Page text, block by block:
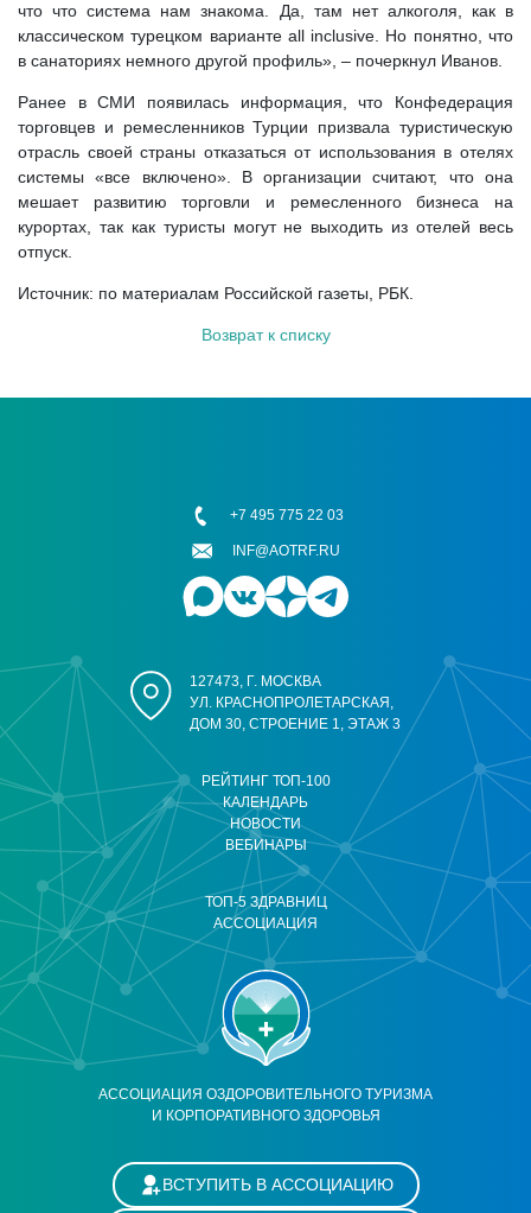
что что система нам знакома. Да, там нет алкоголя, как в
классическом турецком варианте all inclusive. Но понятно, что
в санаториях немного другой профиль», – почеркнул Иванов.
Ранее в СМИ появилась информация, что Конфедерация
торговцев и ремесленников Турции призвала туристическую
отрасль своей страны отказаться от использования в отелях
системы «все включено». В организации считают, что она
мешает развитию торговли и ремесленного бизнеса на
курортах, так как туристы могут не выходить из отелей весь
отпуск.
Источник: по материалам Российской газеты, РБК.
Возврат к списку
АССОЦИАЦИЯ ОЗДОРОВИТЕЛЬНОГО ТУРИЗМА
И КОРПОРАТИВНОГО ЗДОРОВЬЯ
РЕЙТИНГ ТОП-100
КАЛЕНДАРЬ
НОВОСТИ
ВЕБИНАРЫ
ТОП-5 ЗДРАВНИЦ
АССОЦИАЦИЯ
127473, Г. МОСКВА
УЛ. КРАСНОПРОЛЕТАРСКАЯ,
ДОМ 30, СТРОЕНИЕ 1, ЭТАЖ 3
+7 495 775 22 03
INF@AOTRF.RU
ВСТУПИТЬ В АССОЦИАЦИЮ